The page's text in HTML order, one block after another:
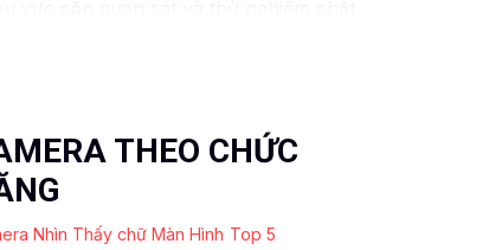
cập nhật phần mềm thường xuyên.
lưu trữ nội bộ.
thông tin hay có bất kỳ câu hỏi nào
THEO CHỨC
Nhìn Thấy chữ Màn Hình Top 5